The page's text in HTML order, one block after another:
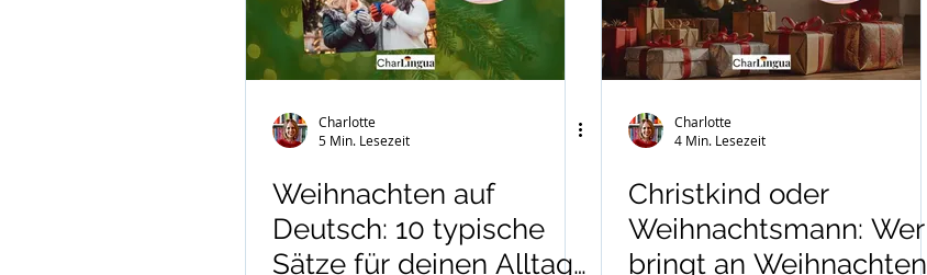
Charlotte
5 Min. Lesezeit
Weihnachten auf
Deutsch: 10 typische
Sätze für deinen Alltag
Charlotte
4 Min. Lesezeit
Christkind oder
Weihnachtsmann: Wer
bringt an Weihnachten